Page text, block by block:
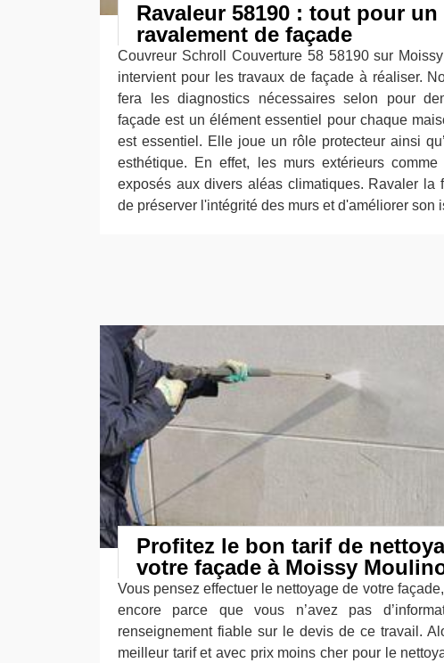
Ravaleur 58190 : tout pour
ravalement de façade
Couvreur Schroll Couverture 58 58190 sur
intervient pour les travaux de façade à réaliser.
fera les diagnostics nécessaires selon pour
façade est un élément essentiel pour chaque
est essentiel. Elle joue un rôle protecteur ainsi
esthétique. En effet, les murs extérieurs
exposés aux divers aléas climatiques. Ravaler la
de préserver l'intégrité des murs et d'améliorer son
Profitez le bon tarif de
votre façade à Moissy
Vous pensez effectuer le nettoyage de votre
encore parce que vous n’avez pas
renseignement fiable sur le devis de ce travail.
meilleur tarif et avec prix moins cher pour le